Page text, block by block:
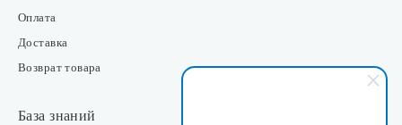
Оплата
Доставка
Возврат товара
База знаний